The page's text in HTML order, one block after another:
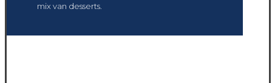
mix van desserts.